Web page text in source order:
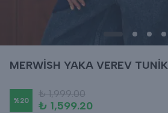
MERWİSH YAKA VEREV TUNİK
%20
₺ 1,999.00
₺ 1,599.20